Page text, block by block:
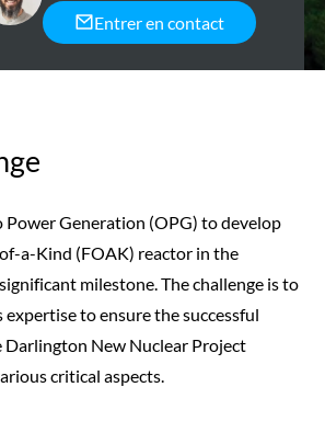
Entrer en contact
Generation (OPG) to develop
a-Kind (FOAK) reactor in the
milestone. The challenge is to
expertise to ensure the successful
New Nuclear Project
critical aspects.